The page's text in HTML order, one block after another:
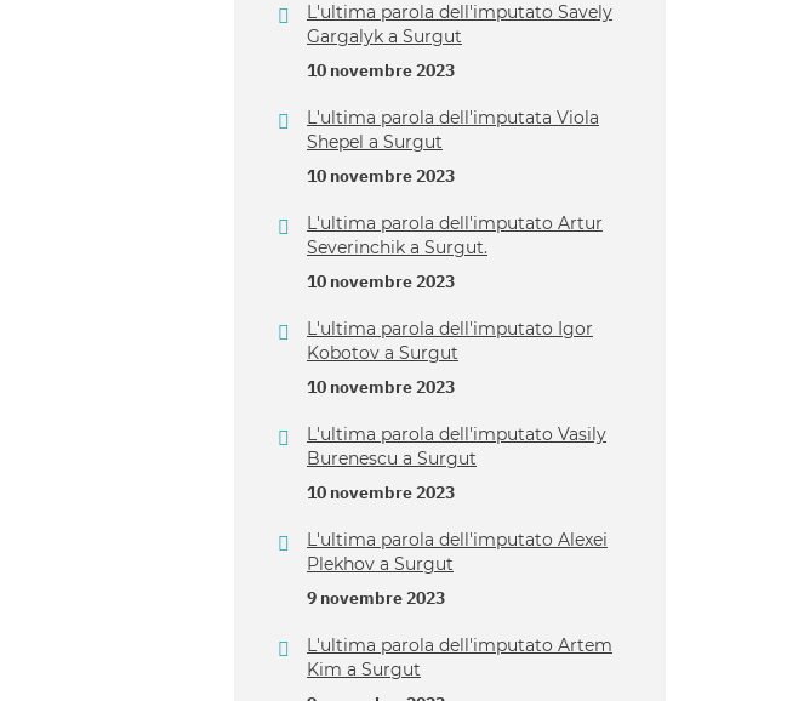
L'ultima parola dell'imputato Savely
Gargalyk a Surgut
10 novembre 2023
L'ultima parola dell'imputata Viola
Shepel a Surgut
10 novembre 2023
L'ultima parola dell'imputato Artur
Severinchik a Surgut.
10 novembre 2023
L'ultima parola dell'imputato Igor
Kobotov a Surgut
10 novembre 2023
L'ultima parola dell'imputato Vasily
Burenescu a Surgut
10 novembre 2023
L'ultima parola dell'imputato Alexei
Plekhov a Surgut
9 novembre 2023
L'ultima parola dell'imputato Artem
Kim a Surgut